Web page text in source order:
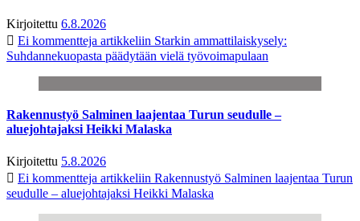
Kirjoitettu 6.8.2026
Ei kommentteja artikkeliin Starkin ammattilaiskysely:
Suhdannekuopasta päädytään vielä työvoimapulaan
Rakennustyö Salminen laajentaa Turun seudulle –
aluejohtajaksi Heikki Malaska
Kirjoitettu 5.8.2026
Ei kommentteja artikkeliin Rakennustyö Salminen laajentaa Turun
seudulle – aluejohtajaksi Heikki Malaska